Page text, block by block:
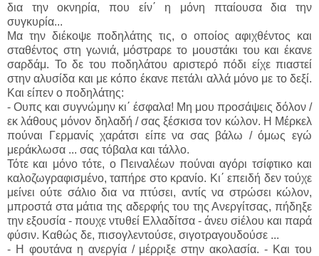
δια την οκνηρία, που είν΄ η μόνη πταίουσα δια την
συγκυρία...
Μα την διέκοψε ποδηλάτης τις, ο οποίος αφιχθέντος και
σταθέντος στη γωνιά, μόστραρε το μουστάκι του και έκανε
σαρδάμ. Το δε του ποδηλάτου αριστερό πόδι είχε πιαστεί
στην αλυσίδα και με κόπο έκανε πετάλι αλλά μόνο με το δεξί.
Και είπεν ο ποδηλάτης:
- Ουπς και συγνώμην κι΄ έσφαλα! Μη μου προσάψεις δόλον /
εκ λάθους μόνον δηλαδή / σας ξέσκισα τον κώλον. Η Μέρκελ
πούναι Γερμανίς χαράτσι είπε να σας βάλω / όμως εγώ
μεράκλωσα ... σας τόβαλα και τάλλο.
Τότε και μόνο τότε, ο Πειναλέων πούναι αγόρι τσίφτικο και
καλοζωγραφισμένο, ταπήρε στο κρανίο. Κι΄ επειδή δεν τούχε
μείνει ούτε σάλιο δια να πτύσει, αντίς να στρώσει κώλον,
μπροστά στα μάτια της αδερφής του της Ανεργίτσας, πήδηξε
την εξουσία - πουχε ντυθεί Ελλαδίτσα - άνευ σiέλου και παρά
φύσιν. Καθώς δε, πισογλεντούσε, σιγοτραγουδούσε ...
- Η φουτάνα η ανεργία / μέρριξε στην ακολασία. - Και του